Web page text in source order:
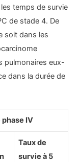
temps de survie
de stade 4. De
soit dans les
pulmonaires eux-
dans la durée de
phase IV
Taux de
survie à 5